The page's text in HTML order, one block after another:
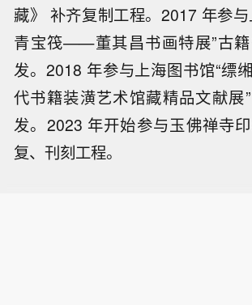
藏》 补齐复制工程。2017 年参
青宝筏——董其昌书画特展”古
发。2018 年参与上海图书馆“缥
代书籍装潢艺术馆藏精品文献展
发。2023 年开始参与玉佛禅寺
复、刊刻工程。